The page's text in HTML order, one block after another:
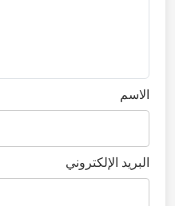
الاسم
البريد الإلكتروني